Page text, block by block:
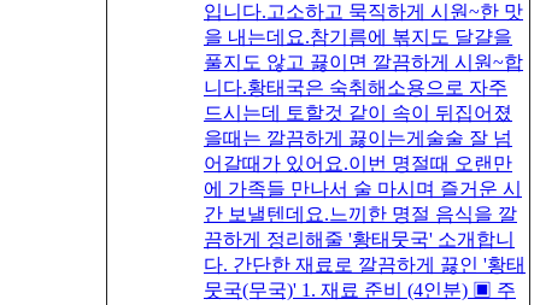
입니다.고소하고 묵직하게 시원~한 맛
을 내는데요.참기름에 볶지도 달걀을
풀지도 않고 끓이면 깔끔하게 시원~합
니다.황태국은 숙취해소용으로 자주
드시는데 토할것 같이 속이 뒤집어졌
을때는 깔끔하게 끓이는게술술 잘 넘
어갈때가 있어요.이번 명절때 오랜만
에 가족들 만나서 술 마시며 즐거운 시
간 보낼텐데요.느끼한 명절 음식을 깔
끔하게 정리해줄 '황태뭇국' 소개합니
다. 간단한 재료로 깔끔하게 끓인 '황태
뭇국(무국)' 1. 재료 준비 (4인분) ▣ 주